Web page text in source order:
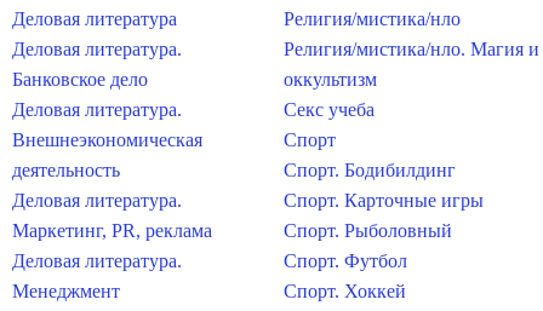
Деловая литература
Деловая литература.
Банковское дело
Деловая литература.
Внешнеэкономическая
деятельность
Деловая литература.
Маркетинг, PR, реклама
Деловая литература.
Менеджмент
Религия/мистика/нло
Религия/мистика/нло. Магия и
оккультизм
Секс учеба
Спорт
Спорт. Бодибилдинг
Спорт. Карточные игры
Спорт. Рыболовный
Спорт. Футбол
Спорт. Хоккей